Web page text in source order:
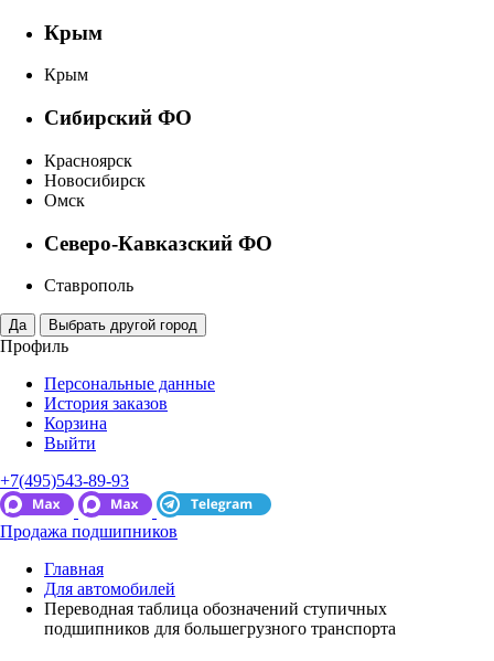
Крым
Крым
Сибирский ФО
Красноярск
Новосибирск
Омск
Северо-Кавказский ФО
Ставрополь
Профиль
Персональные данные
История заказов
Корзина
Выйти
+7(495)543-89-93
Продажа подшипников
Главная
Для автомобилей
Переводная таблица обозначений ступичных
подшипников для большегрузного транспорта